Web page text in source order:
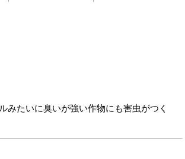
みたいに臭いが強い作物にも害虫がつく